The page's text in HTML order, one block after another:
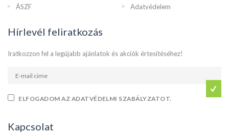
ÁSZF Adatvédelem
Hírlevél feliratkozás
Iratkozzon fel a legújabb ajánlatok és akciók értesítéséhez!
ELFOGADOM AZ ADATVÉDELMI SZABÁLYZATOT.
Kapcsolat